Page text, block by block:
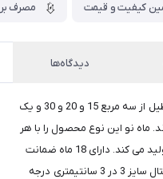
کیفیت و قیمت مصرف
دیدگاه‌ها
لوستر مدرن آویزی لاینر 4 حلقه مربع - مستطیل از سه مربع 15 و 20 و 30 و یک
شده اند. ماه نو این نوع محصول را با هر
شکل مورد درخواست مشتری و با هر سایز تولید می کند. دارای 18 ماه ضمانت
تجهبزات برقی و 5 سال بدنه می باشد. کریستال سایز 3 در 3 سانتیمتری درجه